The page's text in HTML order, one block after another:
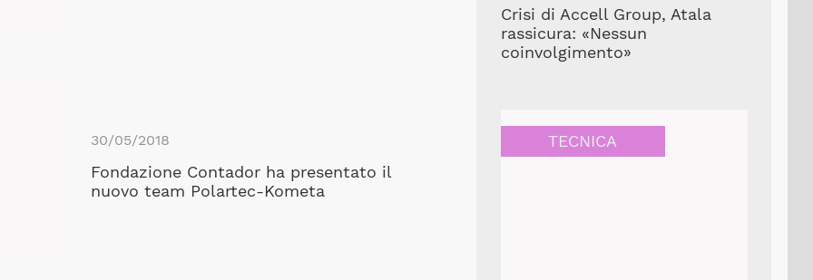
30/05/2018
Fondazione Contador ha presentato il
nuovo team Polartec-Kometa
Crisi di Accell Group, Atala
rassicura: «Nessun
coinvolgimento»
TECNICA